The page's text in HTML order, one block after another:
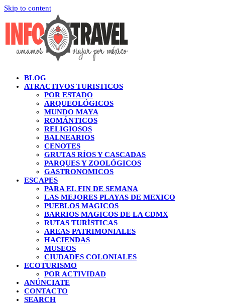
Skip to content
BLOG
ATRACTIVOS TURISTICOS
POR ESTADO
ARQUEOLÓGICOS
MUNDO MAYA
ROMÁNTICOS
RELIGIOSOS
BALNEARIOS
CENOTES
GRUTAS RÍOS Y CASCADAS
PARQUES Y ZOOLÓGICOS
GASTRONOMICOS
ESCAPES
PARA EL FIN DE SEMANA
LAS MEJORES PLAYAS DE MEXICO
PUEBLOS MAGICOS
BARRIOS MAGICOS DE LA CDMX
RUTAS TURÍSTICAS
AREAS PATRIMONIALES
HACIENDAS
MUSEOS
CIUDADES COLONIALES
ECOTURISMO
POR ACTIVIDAD
ANÚNCIATE
CONTACTO
SEARCH